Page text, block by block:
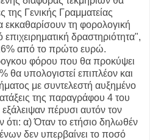
της Γενικής Γραμματείας
τη φορολογική
δραστηριότητα",
από το πρώτο ευρώ.
φόρου που θα προκύψει
θα υπολογιστεί επιπλέον και
με συντελεστή αυξημένο
της παραγράφου 4 του
πέρυσι αυτόν τον
α) Όταν το ετήσιο δηλωθέν
δεν υπερβαίνει το ποσό